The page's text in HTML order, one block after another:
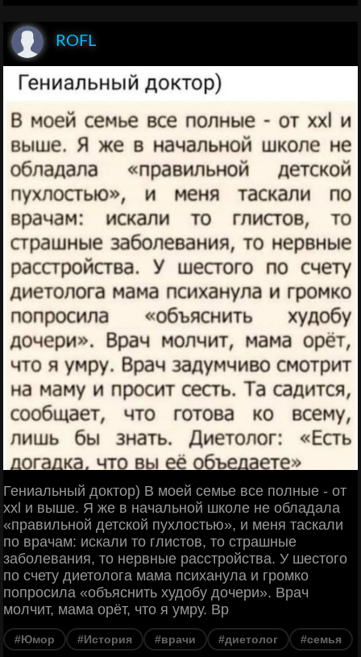
ROFL
Гениальный доктор) В моей семье все полные - от
xxl и выше. Я же в начальной школе не обладала
«правильной детской пухлостью», и меня таскали
по врачам: искали то глистов, то страшные
заболевания, то нервные расстройства. У шестого
по счету диетолога мама психанула и громко
попросила «объяснить худобу дочери». Врач
молчит, мама орёт, что я умру. Вр
#Юмор #История #врачи #диетолог #семья